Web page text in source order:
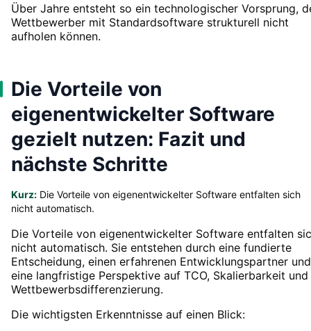
Über Jahre entsteht so ein technologischer Vorsprung,
Wettbewerber mit Standardsoftware strukturell nicht
aufholen können.
Die Vorteile von
eigenentwickelter Software
gezielt nutzen: Fazit und
nächste Schritte
Kurz: Die Vorteile von eigenentwickelter Software entfalten sich
nicht automatisch.
Die Vorteile von eigenentwickelter Software entfalten
nicht automatisch. Sie entstehen durch eine fundierte
Entscheidung, einen erfahrenen Entwicklungspartner und
eine langfristige Perspektive auf TCO, Skalierbarkeit und
Wettbewerbsdifferenzierung.
Die wichtigsten Erkenntnisse auf einen Blick: